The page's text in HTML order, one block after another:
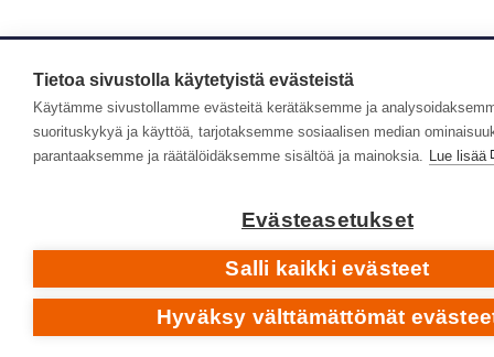
Tietoa sivustolla käytetyistä evästeistä
Käytämme sivustollamme evästeitä kerätäksemme ja
suorituskykyä ja käyttöä, tarjotaksemme sosiaalisen median
parantaaksemme ja räätälöidäksemme sisältöä ja mainoksia. Lue lisää
Evästeasetukset
Salli kaikki evästeet
Hyväksy välttämättömät